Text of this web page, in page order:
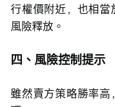
行權價附近，也相
風險釋放。
四、風險控制提示
雖然賣方策略勝率